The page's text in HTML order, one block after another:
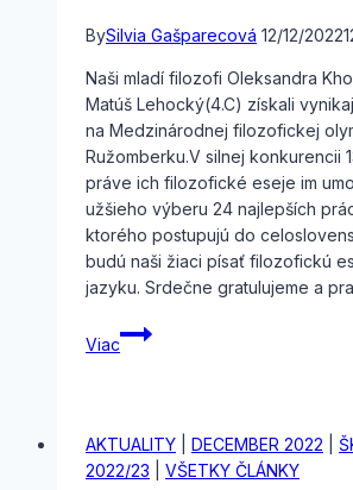
BySilvia Gašparecová 12/12/2022
Naši mladí filozofi Oleksandra
Matúš Lehocký(4.C) získali
na Medzinárodnej filozofickej
Ružomberku.V silnej konkurencii
práve ich filozofické eseje im
užšieho výberu 24 najlepších
ktorého postupujú do
budú naši žiaci písať filozofickú
jazyku. Srdečne gratulujeme a
Viac
Medzinárodná
filozofická
AKTUALITY DECEMBER 2022
2022/23
VŠETKY ČLÁNKY